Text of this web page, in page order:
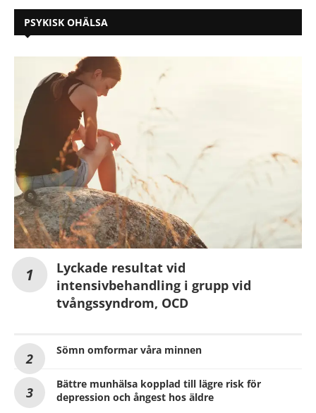
PSYKISK OHÄLSA
Lyckade resultat vid
intensivbehandling i grupp vid
tvångssyndrom, OCD
Sömn omformar våra minnen
Bättre munhälsa kopplad till lägre risk för
depression och ångest hos äldre